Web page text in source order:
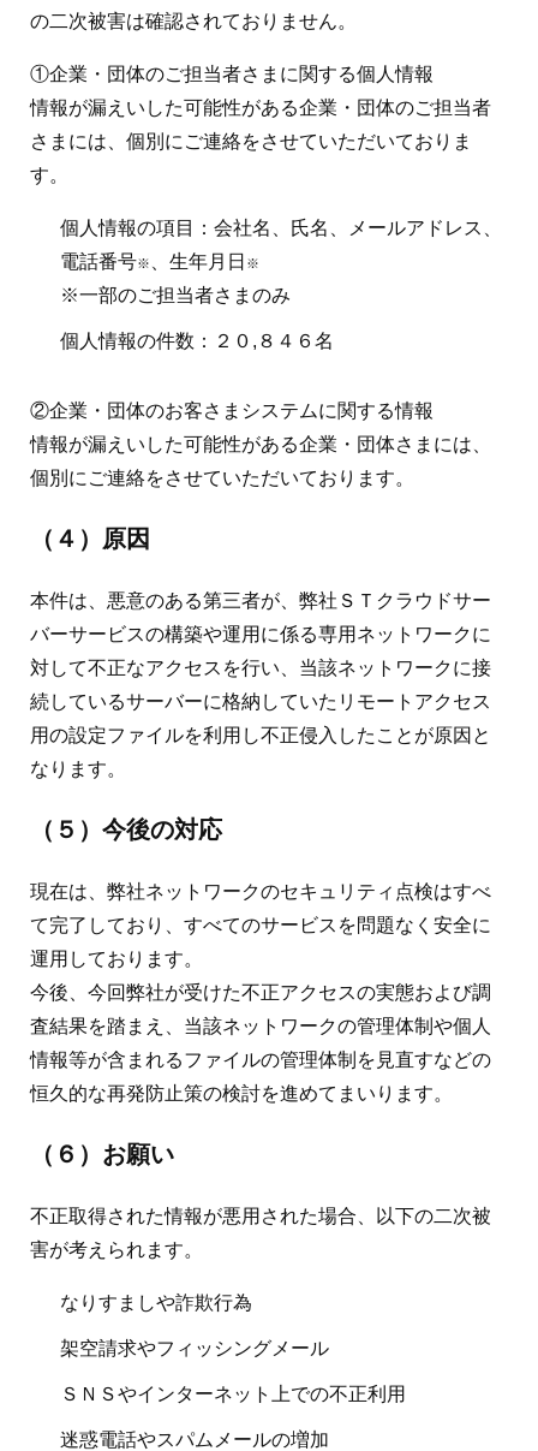
の二次被害は確認されておりません。
①企業・団体のご担当者さまに関する個人情報
情報が漏えいした可能性がある企業・団体のご担当者
さまには、個別にご連絡をさせていただいておりま
す。
個人情報の項目：会社名、氏名、メールアドレス、
電話番号※ 、生年月日 ※
※一部のご担当者さまのみ
個人情報の件数：２０,８４６名
②企業・団体のお客さまシステムに関する情報
情報が漏えいした可能性がある企業・団体さまには、
個別にご連絡をさせていただいております。
（４）原因
本件は、悪意のある第三者が、弊社ＳＴクラウドサー
バーサービスの構築や運用に係る専用ネットワークに
対して不正なアクセスを行い、当該ネットワークに接
続しているサーバーに格納していたリモートアクセス
用の設定ファイルを利用し不正侵入したことが原因と
なります。
（５）今後の対応
現在は、弊社ネットワークのセキュリティ点検はすべ
て完了しており、すべてのサービスを問題なく安全に
運用しております。
今後、今回弊社が受けた不正アクセスの実態および調
査結果を踏まえ、当該ネットワークの管理体制や個人
情報等が含まれるファイルの管理体制を見直すなどの
恒久的な再発防止策の検討を進めてまいります。
（６）お願い
不正取得された情報が悪用された場合、以下の二次被
害が考えられます。
なりすましや詐欺行為
架空請求やフィッシングメール
ＳＮＳやインターネット上での不正利用
迷惑電話やスパムメールの増加